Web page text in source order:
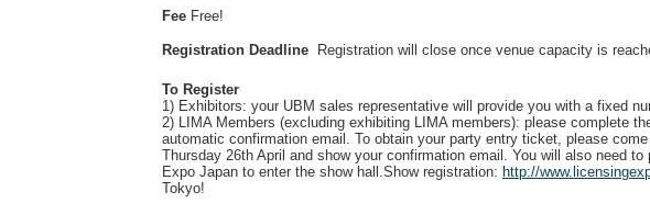
Fee Free!
Registration Deadline Registration will close once venue capacity is
To Register
1) Exhibitors: your UBM sales representative will provide you with a fixed
2) LIMA Members (excluding exhibiting LIMA members): please complete
automatic confirmation email. To obtain your party entry ticket, please
Thursday 26th April and show your confirmation email. You will also need
Expo Japan to enter the show hall.Show registration: http://
Tokyo!